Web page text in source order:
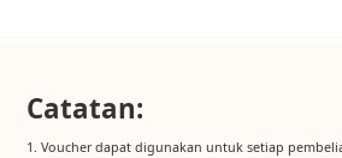
Catatan:
1. Voucher dapat digunakan untuk setiap